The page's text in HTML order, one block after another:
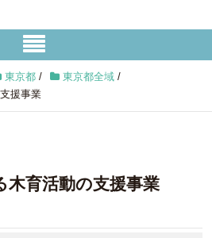
東京都 / 東京都全域 /
援事業
木育活動の支援事業